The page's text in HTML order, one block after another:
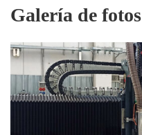
Galería de fotos